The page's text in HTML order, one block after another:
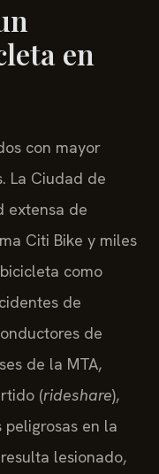
en
con mayor
La Ciudad de
extensa de
Citi Bike y miles
como
de
de
de la MTA,
(rideshare),
en la
lesionado,